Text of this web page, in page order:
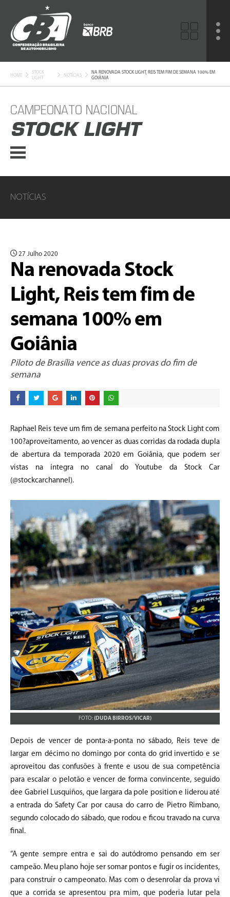
HOME
STOCK
LIGHT
NOTÍCIAS
NA RENOVADA STOCK LIGHT, REIS TEM FIM DE SEMANA 100% EM
GOIÂNIA
CAMPEONATO NACIONAL
STOCK LIGHT
NOTÍCIAS
27 Julho 2020
Na renovada Stock
Light, Reis tem fim de
semana 100% em
Goiânia
Piloto de Brasília vence as duas provas do fim de
semana
Raphael Reis teve um fim de semana perfeito na Stock Light com
100?aproveitamento, ao vencer as duas corridas da rodada dupla
de abertura da temporada 2020 em Goiânia, que podem ser
vistas na íntegra no canal do Youtube da Stock Car
(@stockcarchannel).
FOTO:(DUDA BIRROS/VICAR)
Depois de vencer de ponta-a-ponta no sábado, Reis teve de
largar em décimo no domingo por conta do grid invertido e se
aproveitou das confusões à frente e usou de sua competência
para escalar o pelotão e vencer de forma convincente, seguido
dee Gabriel Lusquiños, que largara da pole position e liderou até
a entrada do Safety Car por causa do carro de Pietro Rimbano,
segundo colocado do sábado, que rodou e ficou travado na curva
final.
“A gente sempre entra e sai do autódromo pensando em ser
campeão. Meu plano hoje ser somar pontos e fugir os incidentes,
para construir o campeonato. Mas com o desenrolar da prova vi
que a corrida se apresentou pra mim, que poderia lutar pela